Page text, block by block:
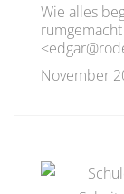
Wie alles
November